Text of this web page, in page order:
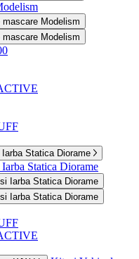
Modelism
Modelism
Statica Diorame
Statica Diorame
Iarba Statica Diorame
Iarba Statica Diorame